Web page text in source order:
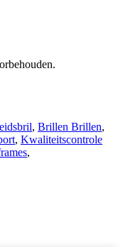
, Brillen Brillen,
, Kwaliteitscontrole
,